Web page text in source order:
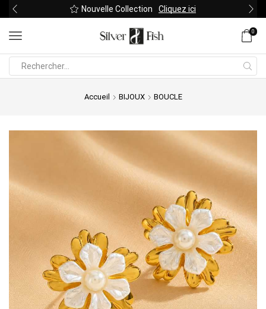
Nouvelle Collection Cliquez ici
0
Accueil BIJOUX BOUCLE